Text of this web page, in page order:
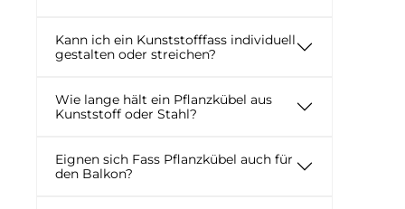
Kann ich ein Kunststofffass individuell
gestalten oder streichen?
Wie lange hält ein Pflanzkübel aus
Kunststoff oder Stahl?
Eignen sich Fass Pflanzkübel auch für
den Balkon?